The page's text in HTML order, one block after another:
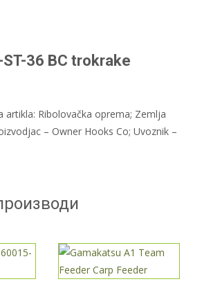
36 BC trokrake
artikla: Ribolovačka oprema; Zemlja
– Owner Hooks Co; Uvoznik –